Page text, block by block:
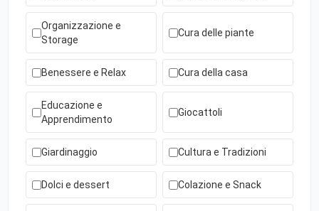
Organizzazione e
Storage
Cura delle piante
Benessere e Relax Cura della casa
Educazione e
Apprendimento
Giocattoli
Giardinaggio Cultura e Tradizioni
Dolci e dessert Colazione e Snack